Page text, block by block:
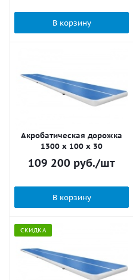
В корзину
Акробатическая дорожка
1300 x 100 x 30
109 200 руб./шт
В корзину
СКИДКА